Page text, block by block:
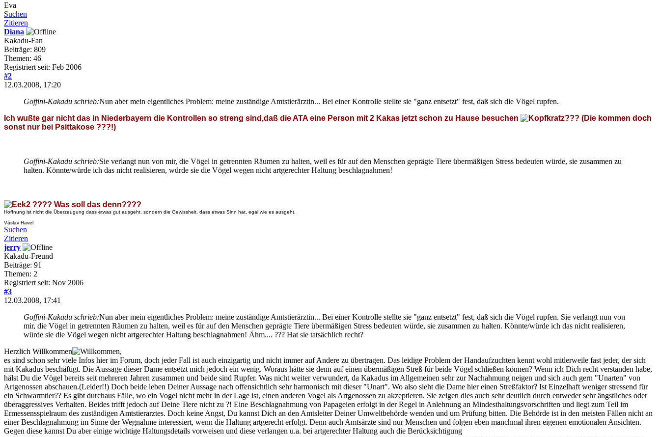
Eva
Suchen
Zitieren
Diana
Kakadu-Fan
Beiträge: 809
Themen: 46
Registriert seit: Feb 2006
#2
12.03.2008, 17:20
Goffini-Kakadu schrieb:Nun aber mein eigentliches Problem: meine zuständige Amtstierärztin... Bei einer Kontrolle stellte sie "ganz entsetzt" fest, daß sich die Vögel rupfen.
Ich wußte gar nicht das in Niederbayern die Kontrollen so streng sind,daß die ATA eine Person mit 2 Kakas jetzt schon zu Hause besuchen
??? (Die kommen doch
sonst nur bei Psittakose ???!)
Goffini-Kakadu schrieb:Sie verlangt nun von mir, die Vögel in getrennten Räumen zu halten, weil es für auf den Menschen geprägte Tiere übermäßigen Stress bedeuten würde, sie zusammen zu
halten. Könnte/würde ich das nicht realisieren, würde sie die Vögel wegen nicht artgerechter Haltung beschlagnahmen!
???? Was soll das denn????
Hoffnung ist nicht die Überzeugung dass etwas gut ausgeht, sondern die Gewissheit, dass etwas Sinn hat, egal wie es ausgeht.
Váslav Havel
Suchen
Zitieren
jerry
Kakadu-Freund
Beiträge: 91
Themen: 2
Registriert seit: Nov 2006
#3
12.03.2008, 17:41
Goffini-Kakadu schrieb:Nun aber mein eigentliches Problem: meine zuständige Amtstierärztin... Bei einer Kontrolle stellte sie "ganz entsetzt" fest, daß sich die Vögel rupfen. Sie verlangt nun von
mir, die Vögel in getrennten Räumen zu halten, weil es für auf den Menschen geprägte Tiere übermäßigen Stress bedeuten würde, sie zusammen zu halten. Könnte/würde ich das nicht realisieren,
würde sie die Vögel wegen nicht artgerechter Haltung beschlagnahmen! Ähm.... ??? Hat sie tatsächlich recht?
Herzlich Willkommen
,
es sind schon sehr viele Infos hier im Forum, doch jeder Fall ist auch einzigartig und nicht immer auf Andere zu übertragen. Das leidige Problem der Handaufzuchten kennt wohl mitlerweile fast jeder, der sich
mit Kakadus beschäftigt. Die Aussage dieser Dame entsetzt mich jedoch ein wenig. Woraus hätte sie denn auf einen übermäßigen Streß für beide Vögel schließen können? Wenn ich Dich recht verstanden habe,
hälst Du die Vögel bereits seit mehreren Jahren zusammen und beide sind Rupfer. Was nicht weiter verwundert, da Kakadus im Allgemeinen sehr zur Nachahmung neigen und sich auch gern "Unarten" von
Artgenossen abschauen.(Leider!!) Doch beide leben Deiner Aussage nach offensichtlich sehr harmonisch mit dieser "Unart". Wo also sieht die Dame hier einen Streßfaktor? Ist Einzelhaft weniger stressend für
ein Schwarmtier?? Es gibt durchaus Fälle, wo ein Vogel nicht mehr in der Lage ist, einen anderen Vogel als Artgenossen zu akzeptieren. Sie zeigen dies auch sehr deutlich durch entweder sehr ängstliches oder
überaggressives Verhalten. Beides trifft jedoch auf Deine Tiere nicht zu ?! Eine Beschlagnahmung von Papageien erfolgt in der Regel in Anlehnung an Mindesthaltungsvorschriften und liegt zum Teil im
Ermessensspielraum des zuständigen Amtstierarztes. Doch keine Angst, Du kannst Dich an den Amtsleiter Deiner Umweltbehörde wenden und um Prüfung bitten. Die Behörde ist in den meisten Fällen nicht an
einer Beschlagnahmung im Sinne der Wegnahme interessiert, wenn die Haltung artgerecht erfolgt. Denn auch Amtsärzte sind nur Menschen und folgen eben manchmal ihren eigenen emotionalen Ansichten.
Gegen diese kannst Du aber einige wichtige Haltungsdetails vorweisen und diese verlangen u.a. bei artgerechter Haltung auch die Berücksichtigung